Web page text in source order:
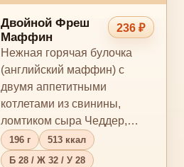
Двойной Фреш
Маффин
236 ₽
Нежная горячая булочка
(английский маффин) с
двумя аппетитными
котлетами из свинины,
ломтиком сыра Чеддер,
свежим салатом, ломтиком
помидор…
196 г
513 ккал
Б 28 / Ж 32 / У 28